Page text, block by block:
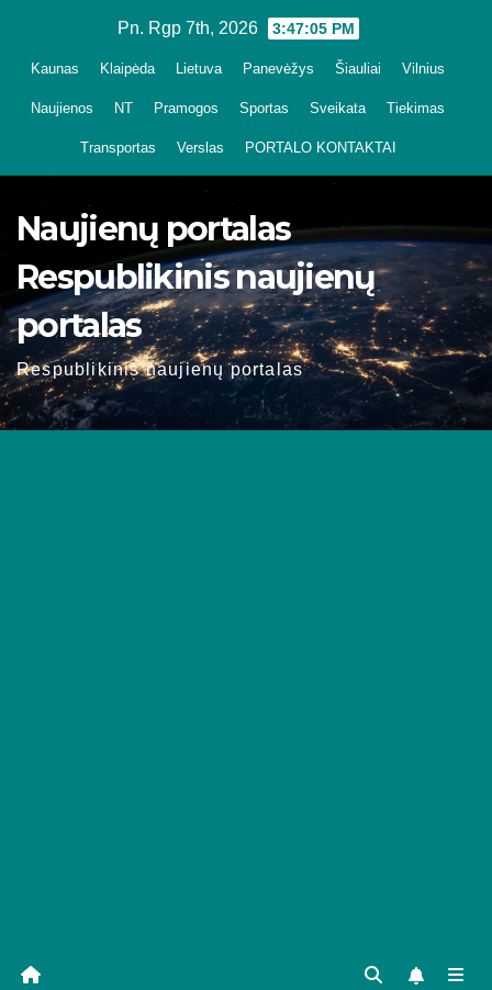
Pn. Rgp 7th, 2026 3:47:06 PM
Kaunas Klaipėda Lietuva Panevėžys Šiauliai Vilnius
Naujienos NT Pramogos Sportas Sveikata Tiekimas
Transportas Verslas PORTALO KONTAKTAI
Naujienų portalas
Respublikinis naujienų
portalas
Respublikinis naujienų portalas